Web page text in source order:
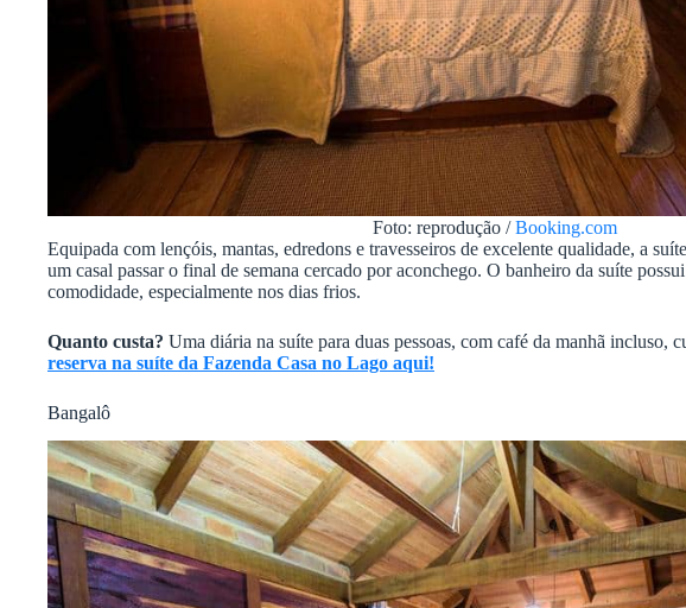
Foto: reprodução /Booking.com
Equipada com lençóis, mantas, edredons e travesseiros de excelente qualidade, a
um casal passar o final de semana cercado por aconchego. O banheiro da suíte
comodidade, especialmente nos dias frios.
Quanto custa? Uma diária na suíte para duas pessoas, com café da manhã incluso,
reserva na suíte da Fazenda Casa no Lago aqui!
Bangalô